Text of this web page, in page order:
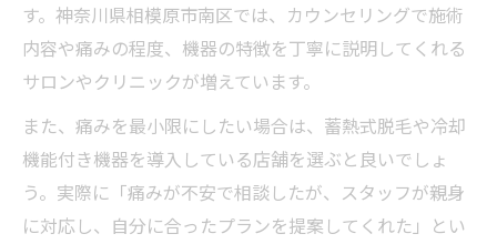
す。神奈川県相模原市南区では、カウンセリングで施術
内容や痛みの程度、機器の特徴を丁寧に説明してくれる
サロンやクリニックが増えています。
また、痛みを最小限にしたい場合は、蓄熱式脱毛や冷却
機能付き機器を導入している店舗を選ぶと良いでしょ
う。実際に「痛みが不安で相談したが、スタッフが親身
に対応し、自分に合ったプランを提案してくれた」とい